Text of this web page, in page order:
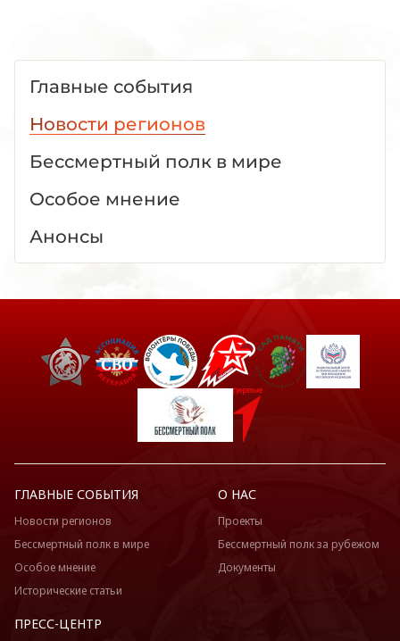
Главные события
Новости регионов
Бессмертный полк в мире
Особое мнение
Анонсы
ГЛАВНЫЕ СОБЫТИЯ
Новости регионов
Бессмертный полк в мире
Особое мнение
Исторические статьи
О НАС
Проекты
Бессмертный полк за рубежом
Документы
ПРЕСС-ЦЕНТР